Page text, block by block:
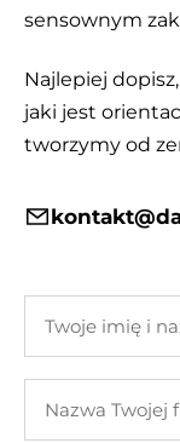
sensownym
Najlepiej
jaki jest
tworzymy od
imię
nazwisko
Twojej